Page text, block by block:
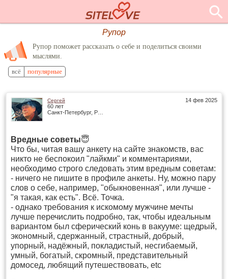
Рупор
Рупор поможет рассказать о себе и поделиться своими
мыслями.
всё популярные
14 фев 2025
Сергей
60 лет
Санкт-Петербург, Россия
Вредные советы😇
Что бы, читая вашу анкету на сайте знакомств, вас
никто не беспокоил "лайкми" и комментариями,
необходимо строго следовать этим вредным советам:
- ничего не пишите в профиле анкеты. Ну, можно пару
слов о себе, например, "обыкновенная", или лучше -
"я такая, как есть". Всё. Точка.
- однако требования к искомому мужчине мечты
лучше перечислить подробно, так, чтобы идеальным
вариантом был сферический конь в вакууме: щедрый,
экономный, сдержанный, страстный, добрый,
упорный, надёжный, покладистый, несгибаемый,
умный, богатый, скромный, представительный
домосед, любящий путешествовать, etc